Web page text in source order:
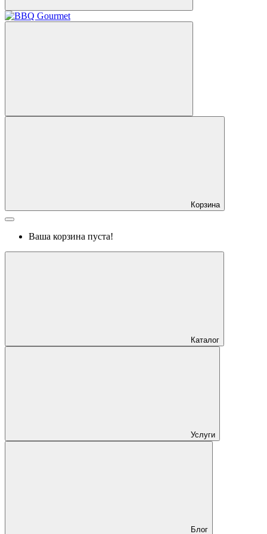
Корзина
Ваша корзина пуста!
Каталог
Услуги
Блог